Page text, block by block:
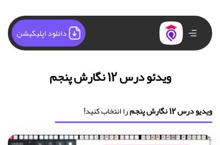
دانلود اپلیکیشن
ویدئو درس 12 نگارش پنجم
ویدیو درس 12 نگارش پنجم را انتخاب کنید!